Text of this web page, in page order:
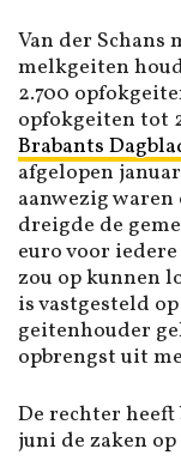
Van der Schans
melkgeiten
2.700
opfokgeiten tot
Brabants
afgelopen
aanwezig
dreigde de
euro voor
zou op kunnen
is vastgesteld
geitenhouder
opbrengst uit
De rechter heeft
juni de zaken